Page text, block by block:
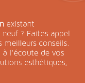
existant
neuf ? Faites appel
meilleurs conseils.
à l'écoute de vos
esthétiques,